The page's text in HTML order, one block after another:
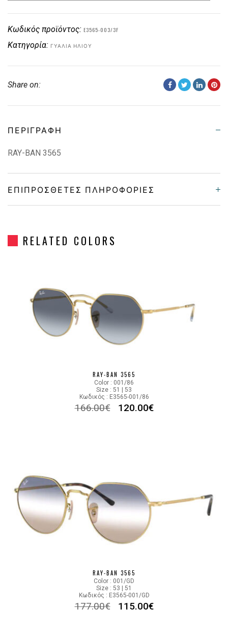
Κωδικός προϊόντος: E3565-003/3F
Κατηγορία: ΓΥΑΛΙΆ ΗΛΊΟΥ
Share on:
ΠΕΡΙΓΡΑΦΉ
RAY-BAN 3565
ΕΠΙΠΡΌΣΘΕΤΕΣ ΠΛΗΡΟΦΟΡΊΕΣ
Material Μεταλλικό
Lens Color GRADIENT BLUE
Color code 003/3F
RELATED COLORS
RAY-BAN 3565
Color : 001/86
Size : 51 | 53
Κωδικός : E3565-001/86
166.00€ 120.00€
RAY-BAN 3565
Color : 001/GD
Size : 53 | 51
Κωδικός : E3565-001/GD
177.00€ 115.00€